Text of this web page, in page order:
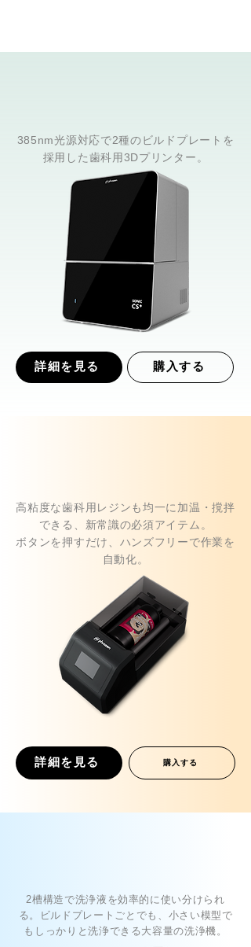
385nm光源対応で2種のビルドプレートを
採用した歯科用3Dプリンター。​
詳細を見る 購入する
高粘度な歯科用レジンも均一に加温・撹拌
できる、新常識の必須アイテム。
ボタンを押すだけ、ハンズフリーで作業を
自動化。
詳細を見る 購入する
2槽構造で洗浄液を効率的に使い分けられ
る。ビルドプレートごとでも、小さい模型で
もしっかりと洗浄できる大容量の洗浄機。